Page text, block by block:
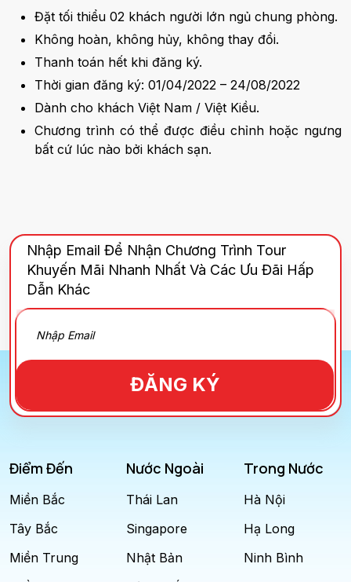
Đặt tối thiểu 02 khách người lớn ngủ chung phòng.
Không hoàn, không hủy, không thay đổi.
Thanh toán hết khi đăng ký.
Thời gian đăng ký: 01/04/2022 – 24/08/2022
Dành cho khách Việt Nam / Việt Kiều.
Chương trình có thể được điều chỉnh hoặc ngưng
bất cứ lúc nào bởi khách sạn.
Nhập Email Để Nhận Chương Trình Tour
Khuyến Mãi Nhanh Nhất Và Các Ưu Đãi Hấp
Dẫn Khác
ĐĂNG KÝ
Điểm Đến
Miền Bắc
Tây Bắc
Miền Trung
Nước Ngoài
Thái Lan
Singapore
Nhật Bản
Trong Nước
Hà Nội
Hạ Long
Ninh Bình